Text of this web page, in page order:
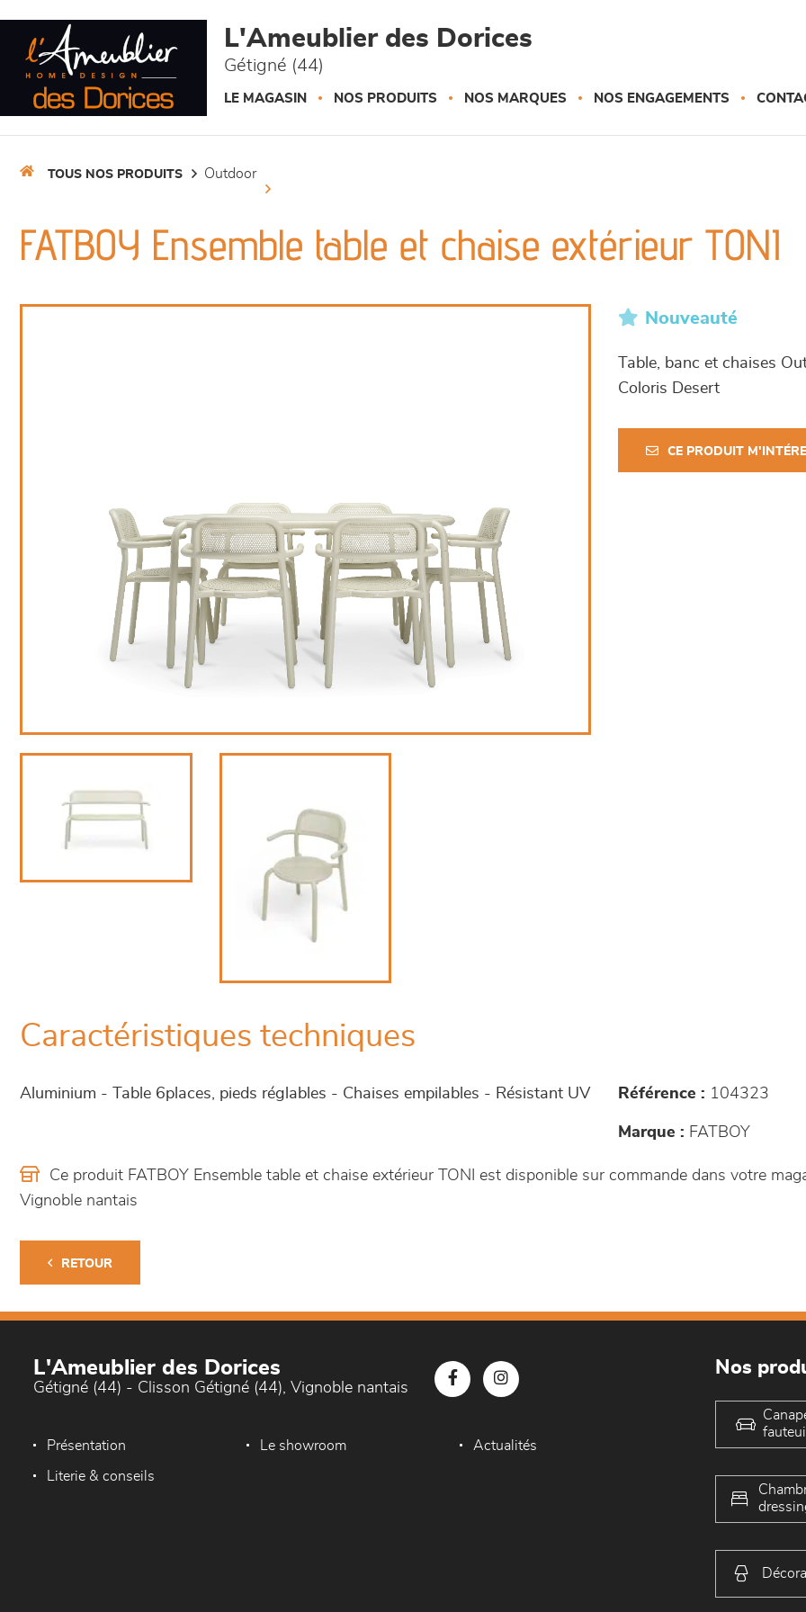
L'Ameublier des Dorices
Gétigné (44)
LE MAGASIN NOS PRODUITS NOS MARQUES NOS ENGAGEMENTS
TOUS NOS PRODUITS outdoor
FATBOY Ensemble table et chaise extérieur TONI
Nouveauté
Table, banc et chaises
Coloris Desert
CE PRODUIT
Caractéristiques techniques
Aluminium - Table 6places, pieds réglables - Chaises empilables - Résistant UV Référence : 104323
Marque : FATBOY
Ce produit FATBOY Ensemble table et chaise extérieur TONI est disponible sur commande dans votre
Vignoble nantais
RETOUR
L'Ameublier des Dorices
Gétigné (44) - Clisson Gétigné (44), Vignoble nantais
Présentation Le showroom Actualités
Literie & conseils
Nos